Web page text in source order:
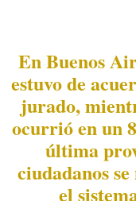
En Buenos
estuvo de
jurado,
ocurrió en un
última
ciudadanos
el